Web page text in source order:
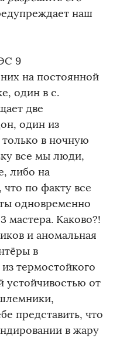
наш
9
на постоянной
один в с.
две
один из
в ночную
все мы люди,
либо на
по факту все
одновременно
мастера. Каково?!
и аномальная
в
термостойкого
устойчивостью от
представить, что
в жару